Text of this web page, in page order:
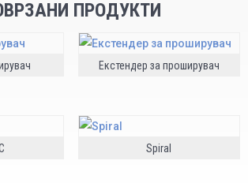
ПРОДУКТИ
Екстендер за проширувач
Spiral